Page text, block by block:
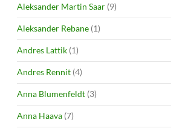
Aleksander Martin Saar (9)
Aleksander Rebane (1)
Andres Lattik (1)
Andres Rennit (4)
Anna Blumenfeldt (3)
Anna Haava (7)